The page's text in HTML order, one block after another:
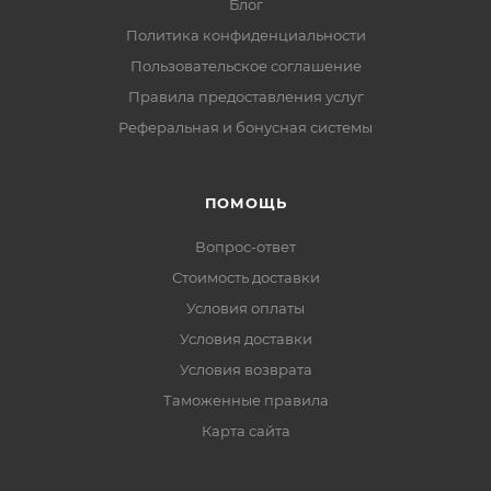
Блог
Политика конфиденциальности
Пользовательское соглашение
Правила предоставления услуг
Реферальная и бонусная системы
ПОМОЩЬ
Вопрос-ответ
Стоимость доставки
Условия оплаты
Условия доставки
Условия возврата
Таможенные правила
Карта сайта